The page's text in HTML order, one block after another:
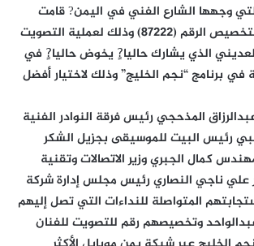
وجهها الشارع الفني في اليمن? قامت
شركة يمن موبايل بتخصيص الرقم (87222) وذلك لعملية التصويت
الذي يشارك حاليا?ٍ يخوض حاليا?ٍ في
برنامج “نجم الخليج” وذلك لاختيار أفضل
المذحجي رئيس فرقة النوادر الفنية
رئيس البيت للموسيقى بجزيل الشكر
كمال الجبري وزير الاتصالات وتقنية
علي ناجي النصاري رئيس مجلس إدارة شركة
المتواصلة للنداءات التي تصل إليهم
وتخصيصهم رقم للتصويت للفنان